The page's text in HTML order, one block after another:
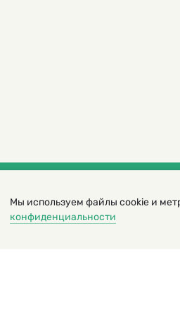
© 2000 – 2026. Кукумбер.
Копирование материалов возможно только с
Мы используем файлы cookie и
конфиденциальности